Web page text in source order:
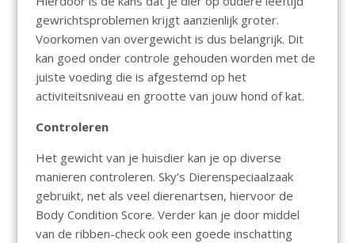
gewrichtsproblemen krijgt aanzienlijk groter.
Voorkomen van overgewicht is dus belangrijk. Dit
kan goed onder controle gehouden worden met de
juiste voeding die is afgestemd op het
activiteitsniveau en grootte van jouw hond of kat.
Controleren
Het gewicht van je huisdier kan je op diverse
manieren controleren. Sky’s Dierenspeciaalzaak
gebruikt, net als veel dierenartsen, hiervoor de
Body Condition Score. Verder kan je door middel
van de ribben-check ook een goede inschatting